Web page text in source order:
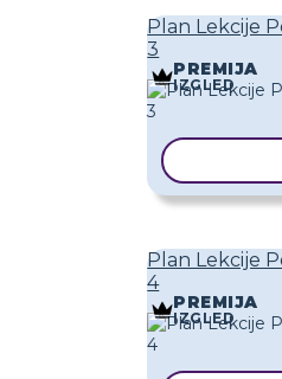
Plan Lekcije
3
PREMIJA
IZGLED
Plan Lekcije
4
PREMIJA
IZGLED